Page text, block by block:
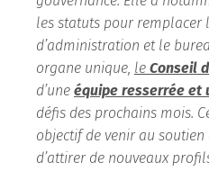
les statuts pour remplacer
d’administration et le
organe unique, le Conseil
d’une équipe resserrée et
défis des prochains mois.
objectif de venir au
d’attirer de nouveaux